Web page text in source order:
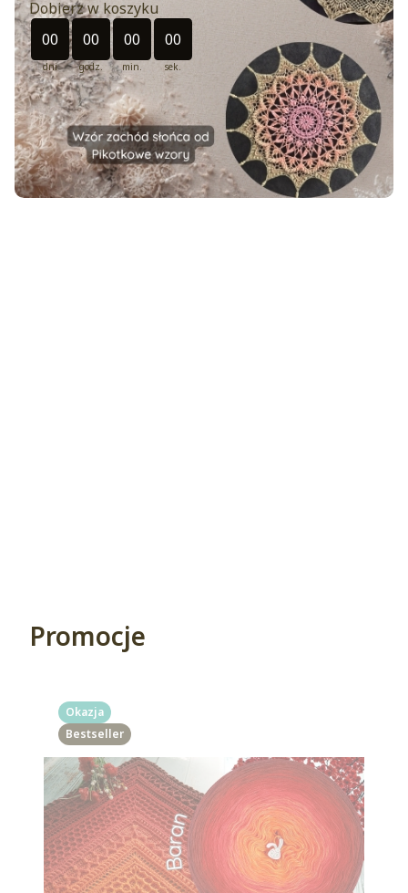
Dobierz w koszyku
Odliczanie czasu do: 2026-08-30 23:49:00
00
dni
00
godz.
00
min.
00
sek.
Promocje
Okazja
Bestseller